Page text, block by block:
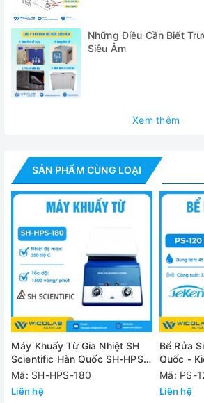
Trong công nghiệp: Bể rửa cho phép
động cơ, kim phun, xi lanh khí,
PCB, phần cứng, ốc vít và đai ốc, …
Cung cấp trọn bộ cao gồm:
- Giỏ thép không gỉ
- Hướng dẫn sử dụng tiếng Anh + tiếng
Thông số kỹ thuật
Model
Thể tích bể rửa 6.5 lít
Tần số siêu âm 40kHz
Công suất siêu
âm tối đa
180W
Nhiệt độ cài đặt
tối đa
Những Điều Cần Biết
Siêu Âm
Xem thêm
SẢN PHẨM CÙNG LOẠI
Máy Khuấy Từ Gia Nhiệt SH
Scientific Hàn Quốc SH-HPS-
180
Mã: SH-HPS-180
Liên hệ
Bể Rửa
Quốc -
120
Mã: PS-
Liên hệ